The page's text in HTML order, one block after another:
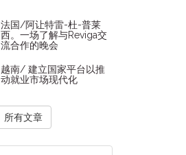
法国/阿让特雷-杜-普莱
西。一场了解与Reviga交
流合作的晚会
越南/ 建立国家平台以推
动就业市场现代化
所有文章